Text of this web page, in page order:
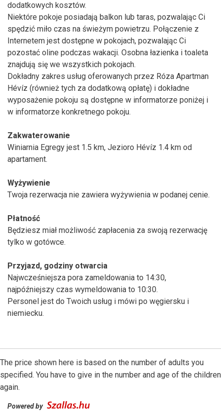
dodatkowych kosztów.
Niektóre pokoje posiadają balkon lub taras, pozwalając Ci
spędzić miło czas na świeżym powietrzu. Połączenie z
Internetem jest dostępne w pokojach, pozwalając Ci
pozostać oline podczas wakacji. Osobna łazienka i toaleta
znajdują się we wszystkich pokojach.
Dokładny zakres usług oferowanych przez Róza Apartman
Hévíz (również tych za dodatkową opłatę) i dokładne
wyposażenie pokoju są dostępne w informatorze poniżej i
w informatorze konkretnego pokoju.
Zakwaterowanie
Winiarnia Egregy jest 1.5 km, Jezioro Hévíz 1.4 km od
apartament.
Wyżywienie
Twoja rezerwacja nie zawiera wyżywienia w podanej cenie.
Płatność
Będziesz miał możliwość zapłacenia za swoją rezerwację
tylko w gotówce.
Przyjazd, godziny otwarcia
Najwcześniejsza pora zameldowania to 14:30,
najpóźniejszy czas wymeldowania to 10:30.
Personel jest do Twoich usług i mówi po węgiersku i
niemiecku.
The price shown here is based on the number of adults you
specified. You have to give in the number and age of the children
again.
Powered by